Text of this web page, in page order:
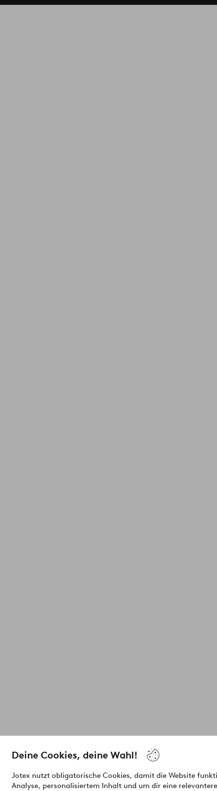
Deine Cookies, deine Wahl!
Jotex nutzt obligatorische Cookies, damit die Website
Analyse, personalisiertem Inhalt und um dir eine